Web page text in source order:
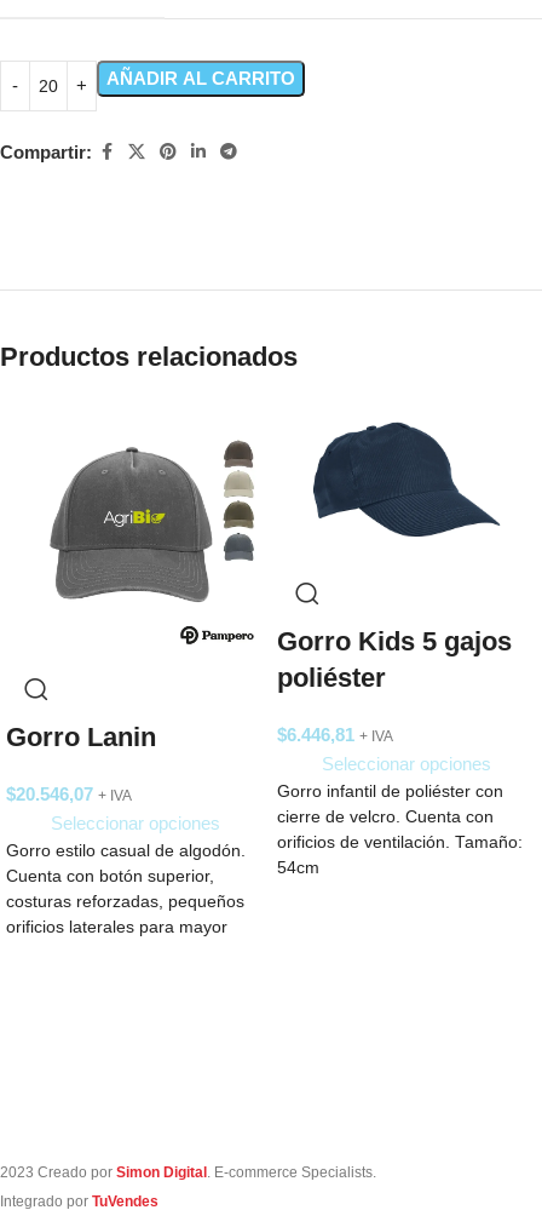
AÑADIR AL CARRITO
Compartir:
Productos relacionados
Gorro Lanin
$20.546,07 + IVA
Seleccionar opciones
Gorro estilo casual de algodón.
Cuenta con botón superior,
costuras reforzadas, pequeños
orificios laterales para mayor
Gorro Kids 5 gajos
poliéster
$6.446,81 + IVA
Seleccionar opciones
Gorro infantil de poliéster con
cierre de velcro. Cuenta con
orificios de ventilación. Tamaño:
54cm
2023 Creado por Simon Digital . E-commerce Specialists.
Integrado por TuVendes